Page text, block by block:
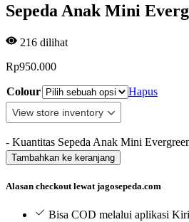
Sepeda Anak Mini
216 dilihat
Rp950.000
Colour Hapus
- Kuantitas Sepeda Anak Mini
Tambahkan ke keranjang
Alasan checkout lewat jagosepeda.com
Bisa COD melalui aplikasi